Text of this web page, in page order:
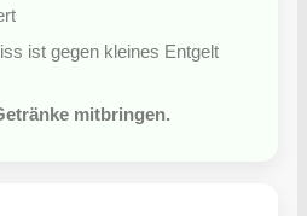
ist gegen kleines Entgelt
mitbringen.